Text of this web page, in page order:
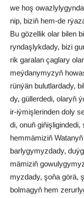
we hoş
nip, bi­ziň hem-de
Bu gö­zel­lik olar bi­len
ryn­daş­lyk­da­dy, bi­zi
rik ga­ra­lan çag­la­ry
meý­da­ny­my­zyň
rün­ýän bu­lut­lar­da­dy,
dy, gül­ler­de­di, ola­ryň
ir-iý­miş­le­rin­den do­ly
di, onuň
hem­mä­mi­ziň
bar­ly­gy­myz­da­dy,
mä­mi­ziň
myz­da­dy, şo­ňa gö­rä,
bol­ma­gyň hem